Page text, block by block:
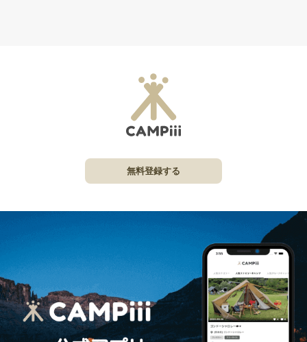
無料登録する